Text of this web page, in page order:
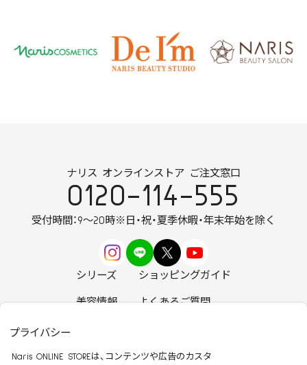
ナリス オンラインストア ご注文窓口
0120-114-555
受付時間：9～20時※日・祝・夏季休暇・年末年始を除く
シリーズ ショッピングガイド
美容情報 よくあるご質問
プライバシー
Naris ONLINE STOREは、コンテンツや広告のカスタ